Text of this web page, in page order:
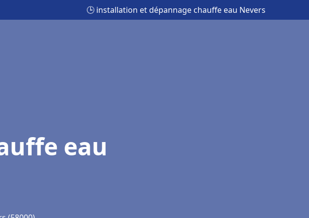
🕒 installation et dépannage chauffe eau Nevers
eau